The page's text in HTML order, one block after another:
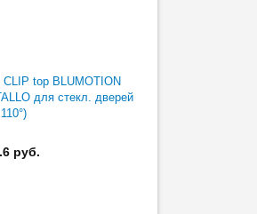
CLIP top BLUMOTION
для стекл. дверей
руб.